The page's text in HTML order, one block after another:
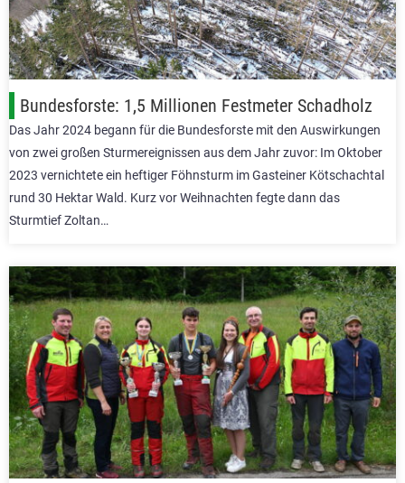
Bundesforste: 1,5 Millionen Festmeter Schadholz
Das Jahr 2024 begann für die Bundesforste mit den Auswirkungen
von zwei großen Sturmereignissen aus dem Jahr zuvor: Im Oktober
2023 vernichtete ein heftiger Föhnsturm im Gasteiner Kötschachtal
rund 30 Hektar Wald. Kurz vor Weihnachten fegte dann das
Sturmtief Zoltan…